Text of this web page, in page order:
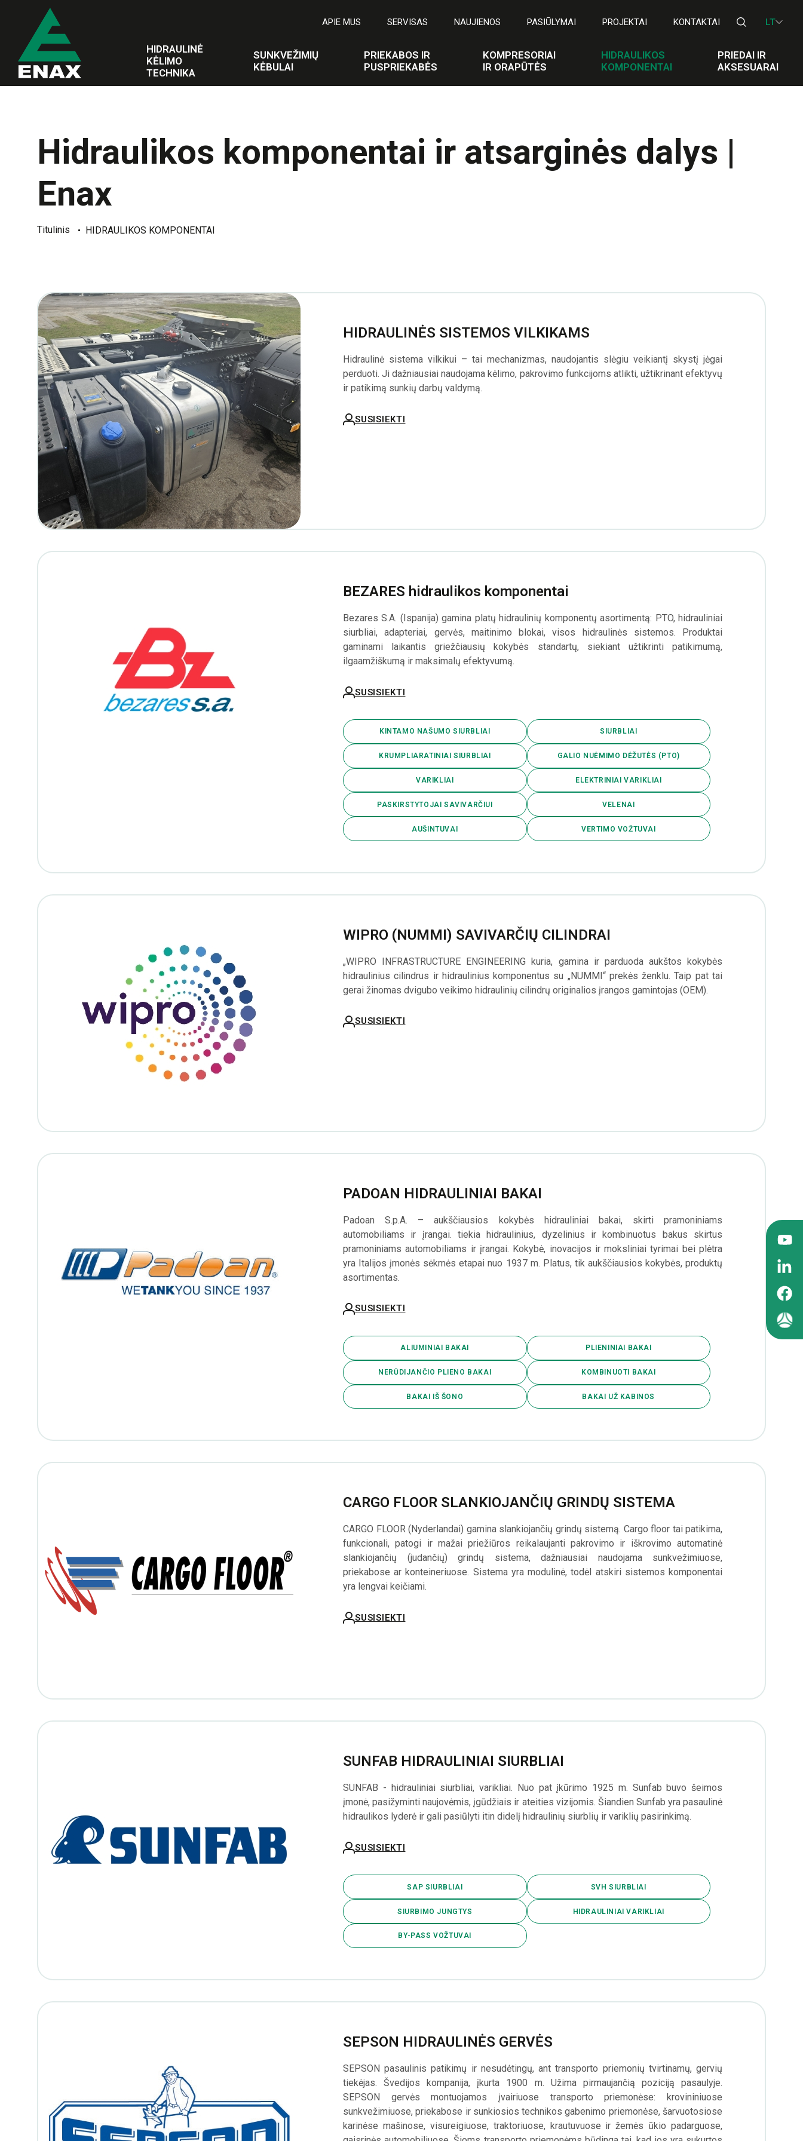
APIE MUS SERVISAS NAUJIENOS PASIŪLYMAI PROJEKTAI KONTAKTAI LT
HIDRAULINĖ
KĖLIMO
TECHNIKA
SUNKVEŽIMIŲ
KĖBULAI
PRIEKABOS IR
PUSPRIEKABĖS
KOMPRESORIAI
IR ORAPŪTĖS
HIDRAULIKOS
KOMPONENTAI
PRIEDAI IR
AKSESUARAI
Hidraulikos komponentai ir atsarginės dalys |
Enax
Titulinis HIDRAULIKOS KOMPONENTAI
HIDRAULINĖS SISTEMOS VILKIKAMS
Hidraulinė sistema vilkikui – tai mechanizmas, naudojantis slėgiu veikiantį skystį jėgai
perduoti. Ji dažniausiai naudojama kėlimo, pakrovimo funkcijoms atlikti, užtikrinant efektyvų
ir patikimą sunkių darbų valdymą.
SUSISIEKTI
BEZARES hidraulikos komponentai
Bezares S.A. (Ispanija) gamina platų hidraulinių komponentų asortimentą: PTO, hidrauliniai
siurbliai, adapteriai, gervės, maitinimo blokai, visos hidraulinės sistemos. Produktai
gaminami laikantis griežčiausių kokybės standartų, siekiant užtikrinti patikimumą,
ilgaamžiškumą ir maksimalų efektyvumą.
SUSISIEKTI
KINTAMO NAŠUMO SIURBLIAI SIURBLIAI
KRUMPLIARATINIAI SIURBLIAI GALIO NUĖMIMO DĖŽUTĖS (PTO)
VARIKLIAI ELEKTRINIAI VARIKLIAI
PASKIRSTYTOJAI SAVIVARČIUI VELENAI
AUŠINTUVAI VERTIMO VOŽTUVAI
WIPRO (NUMMI) SAVIVARČIŲ CILINDRAI
„WIPRO INFRASTRUCTURE ENGINEERING kuria, gamina ir parduoda aukštos kokybės
hidraulinius cilindrus ir hidraulinius komponentus su „NUMMI“ prekės ženklu. Taip pat tai
gerai žinomas dvigubo veikimo hidraulinių cilindrų originalios įrangos gamintojas (OEM).
SUSISIEKTI
PADOAN HIDRAULINIAI BAKAI
Padoan S.p.A. – aukščiausios kokybės hidrauliniai bakai, skirti pramoniniams
automobiliams ir įrangai. tiekia hidraulinius, dyzelinius ir kombinuotus bakus skirtus
pramoniniams automobiliams ir įrangai. Kokybė, inovacijos ir moksliniai tyrimai bei plėtra
yra Italijos įmonės sėkmės etapai nuo 1937 m. Platus, tik aukščiausios kokybės, produktų
asortimentas.
SUSISIEKTI
ALIUMINIAI BAKAI PLIENINIAI BAKAI
NERŪDIJANČIO PLIENO BAKAI KOMBINUOTI BAKAI
BAKAI IŠ ŠONO BAKAI UŽ KABINOS
CARGO FLOOR SLANKIOJANČIŲ GRINDŲ SISTEMA
CARGO FLOOR (Nyderlandai) gamina slankiojančių grindų sistemą. Cargo floor tai patikima,
funkcionali, patogi ir mažai priežiūros reikalaujanti pakrovimo ir iškrovimo automatinė
slankiojančių (judančių) grindų sistema, dažniausiai naudojama sunkvežimiuose,
priekabose ar konteineriuose. Sistema yra modulinė, todėl atskiri sistemos komponentai
yra lengvai keičiami.
SUSISIEKTI
SUNFAB HIDRAULINIAI SIURBLIAI
SUNFAB - hidrauliniai siurbliai, varikliai. Nuo pat įkūrimo 1925 m. Sunfab buvo šeimos
įmonė, pasižyminti naujovėmis, įgūdžiais ir ateities vizijomis. Šiandien Sunfab yra pasaulinė
hidraulikos lyderė ir gali pasiūlyti itin didelį hidraulinių siurblių ir variklių pasirinkimą.
SUSISIEKTI
SAP SIURBLIAI SVH SIURBLIAI
SIURBIMO JUNGTYS HIDRAULINIAI VARIKLIAI
BY-PASS VOŽTUVAI
SEPSON HIDRAULINĖS GERVĖS
SEPSON pasaulinis patikimų ir nesudėtingų, ant transporto priemonių tvirtinamų, gervių
tiekėjas. Švedijos kompanija, įkurta 1900 m. Užima pirmaujančią poziciją pasaulyje.
SEPSON gervės montuojamos įvairiuose transporto priemonėse: krovininiuose
sunkvežimiuose, priekabose ir sunkiosios technikos gabenimo priemonėse, šarvuotosiose
karinėse mašinose, visureigiuose, traktoriuose, krautuvuose ir žemės ūkio padarguose,